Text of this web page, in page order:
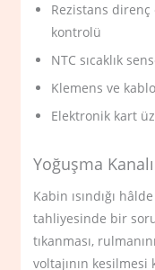
Rezistans direnç
kontrolü
NTC sıcaklık
Klemens ve
Elektronik kart
Yoğuşma
Kabin ısındığı
tahliyesinde bir
tıkanması,
voltajının